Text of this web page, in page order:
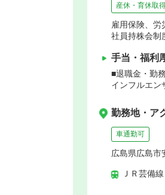
産休・育休取
雇用保険、労
社員持株会制
手当・福利
■退職金・勤
インフルエ
勤務地・ア
車通勤可
広島県広島市
ＪＲ芸備